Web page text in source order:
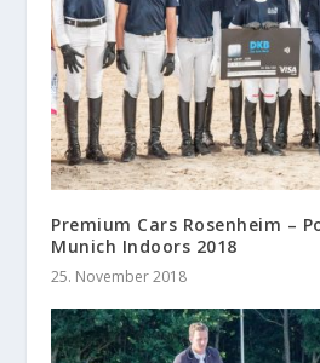
Premium Cars Rosenheim –
Munich Indoors 2018
25. November 2018